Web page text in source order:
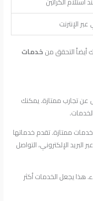
الإنترنت
أيضاً التحقق منخدمات
عن تجارب ممتازة. يمكنك
ممتازة. تقدم خدماتها
الإلكتروني، التواصل
هذا يجعل الخدمات أكثر